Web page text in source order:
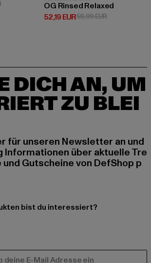
EUR
Aktionspreis: 79,99 EUROG Rinsed Relaxed
52,19 EUR
Derzeitiger Preis: 52,19 EUR
59,99 EURAktionspreis:
DICH AN, UM
ZU BLEI
für unseren Newsletter an und
Informationen über aktuelle Tre
Gutscheine von DefShop p
bist du interessiert?